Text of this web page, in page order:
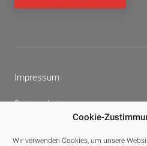
Cookie-
Wir verwenden Cookies, um unsere
Impressum
Datenschutz